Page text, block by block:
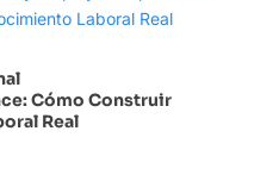
Cómo Construir
Real